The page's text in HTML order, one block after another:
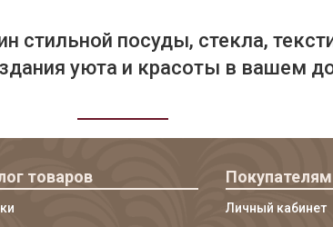
стильной посуды, стекла,
уюта и красоты в вашем
товаров Покупателям
Личный кабинет